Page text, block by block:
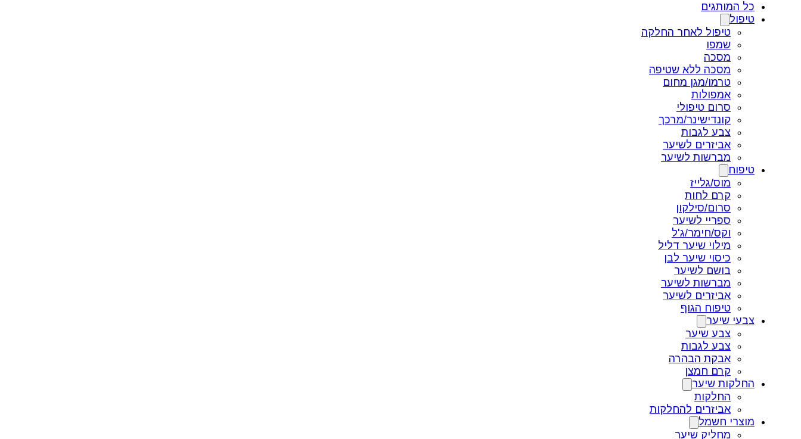
כל המותגים
טיפול
טיפול לאחר החלקה
שמפו
מסכה
מסכה ללא שטיפה
טרמו/מגן מחום
אמפולות
סרום טיפולי
קונדישינר/מרכך
צבע לגבות
אביזרים לשיער
מברשות לשיער
טיפוח
מוס/גלייז
קרם לחות
סרום/סילקון
ספריי לשיער
וקס/חימר/ג'ל
מילוי שיער דליל
כיסוי שיער לבן
בושם לשיער
מברשות לשיער
אביזרים לשיער
טיפוח הגוף
צבעי שיער
צבע שיער
צבע לגבות
אבקת הבהרה
קרם חמצן
החלקות שיער
החלקות
אביזרים להחלקות
מוצרי חשמל
מחליק שיער